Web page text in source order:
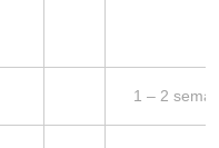
1 – 2